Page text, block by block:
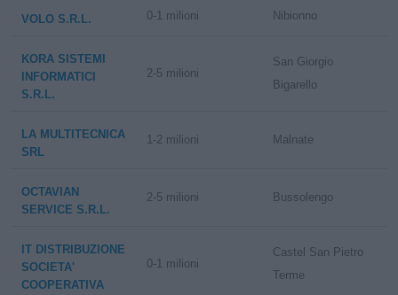
VOLO S.R.L. 0-1 milioni Nibionno
KORA SISTEMI
INFORMATICI
S.R.L.
2-5 milioni
San Giorgio
Bigarello
LA MULTITECNICA
SRL
1-2 milioni Malnate
OCTAVIAN
SERVICE S.R.L.
2-5 milioni Bussolengo
IT DISTRIBUZIONE
SOCIETA'
COOPERATIVA
0-1 milioni
Castel San Pietro
Terme